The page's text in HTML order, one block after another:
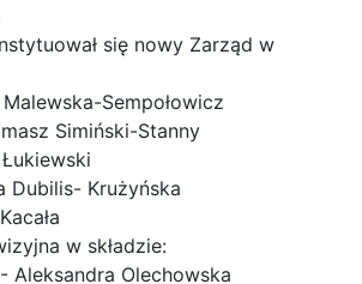
się nowy Zarząd w
Sempołowicz
Simiński-Stanny
Dubilis- Krużyńska
w składzie:
Aleksandra Olechowska